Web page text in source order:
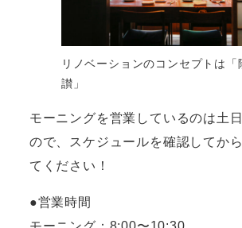
リノベーションのコンセプトは「
讃」
モーニングを営業しているのは土
ので、スケジュールを確認してか
てください！
●営業時間